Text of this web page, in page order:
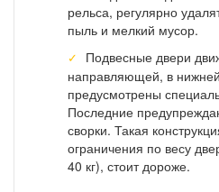
рельса, регулярно
пыль и мелкий мусор.
Подвесные двери
направляющей, в
предусмотрены
Последние
сворки. Такая
ограничения по весу
40 кг), стоит дороже.